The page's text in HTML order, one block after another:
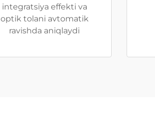
integratsiya effekti va
optik tolani avtomatik
ravishda aniqlaydi